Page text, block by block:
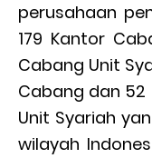
perusahaan
179 Kantor
Cabang Unit
Cabang dan 52
Unit Syariah
wilayah